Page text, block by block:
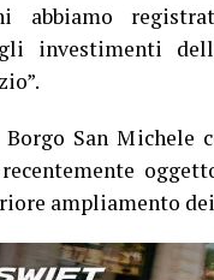
abbiamo
investimenti
San Michele
recentemente
ampliamento